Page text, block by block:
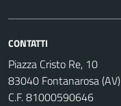
CONTATTI
Piazza Cristo Re, 10
83040 Fontanarosa (AV)
C.F. 81000590646